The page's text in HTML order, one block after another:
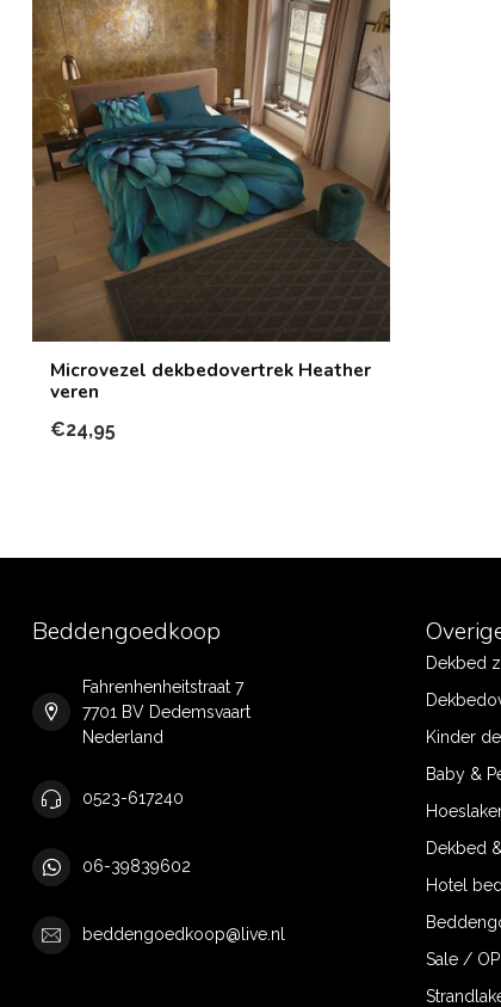
Microvezel dekbedovertrek Heather
veren
€24,95
Beddengoedkoop
Fahrenhenheitstraat 7
7701 BV Dedemsvaart
Nederland
0523-617240
06-39839602
beddengoedkoop@live.nl
Dekbed
Kinder
Baby &
Dekbed
Hotel
Sale / OP